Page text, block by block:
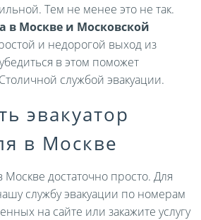
Тем не менее это не так.
в Москве и Московской
и недорогой выход из
в этом поможет
службой эвакуации.
эвакуатор
в Москве
Москве достаточно просто. Для
службу эвакуации по номерам
на сайте или закажите услугу